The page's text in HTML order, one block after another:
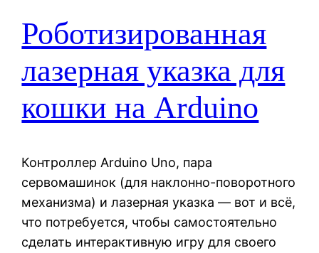
Роботизированная
лазерная указка для
кошки на Arduino
Контроллер Arduino Uno, пара
сервомашинок (для наклонно-поворотного
механизма) и лазерная указка — вот и всё,
что потребуется, чтобы самостоятельно
сделать интерактивную игру для своего